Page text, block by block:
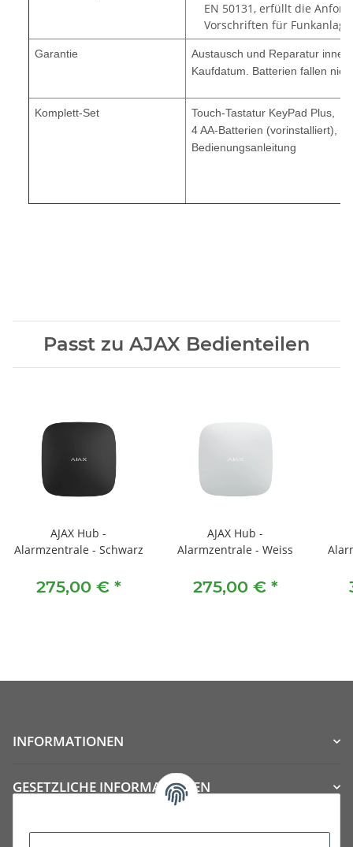
EN 50131, erfüllt die
Vorschriften für
Garantie
Austausch und Reparatur
Kaufdatum. Batterien fallen
Komplett-Set
Touch-Tastatur KeyPad Plus,
4 AA-Batterien (vorinstalliert),
Bedienungsanleitung
Passt zu AJAX Bedienteilen
AJAX Hub -
Alarmzentrale - Schwarz
275,00 € *
AJAX Hub -
Alarmzentrale - Weiss
275,00 € *
INFORMATIONEN
GESETZLICHE INFORMATIONEN
Kategorien